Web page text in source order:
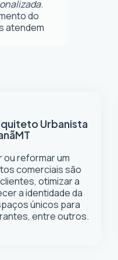
.
do
atendem
Urbanista
MT
ou reformar um
comerciais são
otimizar a
a identidade da
únicos para
entre outros.